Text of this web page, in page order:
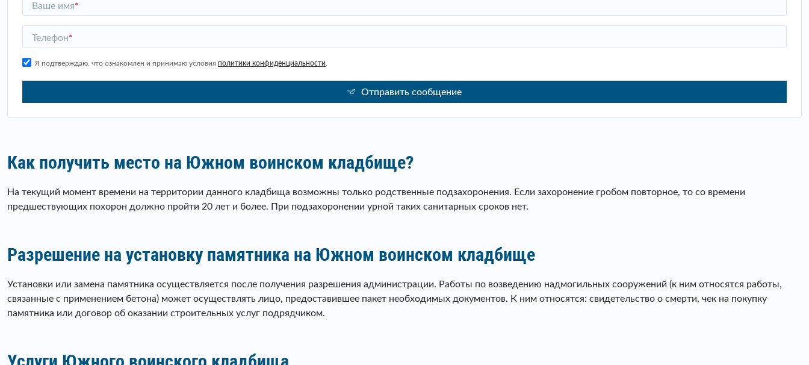
Ваше имя*
Телефон*
Я подтверждаю, что ознакомлен и принимаю условия политики конфиденциальности
Отправить сообщение
Как получить место на Южном воинском кладбище?
На текущий момент времени на территории данного кладбища возможны только родственные подзахоронения. Если захоронение гробом повторное, то со времени
предшествующих похорон должно пройти 20 лет и более. При подзахоронении урной таких санитарных сроков нет.
Разрешение на установку памятника на Южном воинском кладбище
Установки или замена памятника осуществляется после получения разрешения администрации. Работы по возведению надмогильных сооружений (к ним относятся работы,
связанные с применением бетона) может осуществлять лицо, предоставившее пакет необходимых документов. К ним относятся: свидетельство о смерти, чек на покупку
памятника или договор об оказании строительных услуг подрядчиком.